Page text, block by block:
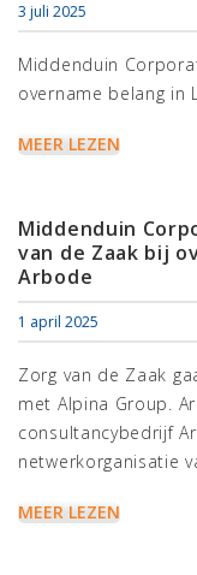
3 juli 2025
Middenduin
overname belang in
MEER LEZEN
Middenduin
van de Zaak bij
Arbode
1 april 2025
Zorg van de Zaak
met Alpina Group.
consultancybedrijf
netwerkorganisatie
MEER LEZEN